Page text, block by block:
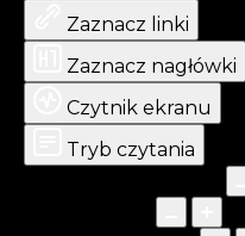
Zaznacz linki
Zaznacz nagłówki
Czytnik ekranu
Tryb czytania